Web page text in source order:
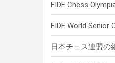
FIDE Chess
FIDE World Senior
日本チェス連盟の